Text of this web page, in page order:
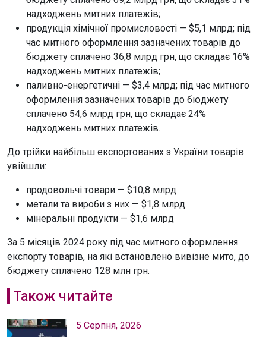
надходжень митних платежів;
продукція хімічної промисловості — $5,1 млрд; під
час митного оформлення зазначених товарів до
бюджету сплачено 36,8 млрд грн, що складає 16%
надходжень митних платежів;
паливно-енергетичні — $3,4 млрд; під час митного
оформлення зазначених товарів до бюджету
сплачено 54,6 млрд грн, що складає 24%
надходжень митних платежів.
До трійки найбільш експортованих з України товарів
увійшли:
продовольчі товари — $10,8 млрд
метали та вироби з них — $1,8 млрд
мінеральні продукти — $1,6 млрд
За 5 місяців 2024 року під час митного оформлення
експорту товарів, на які встановлено вивізне мито, до
бюджету сплачено 128 млн грн.
Також читайте
5 Серпня, 2026